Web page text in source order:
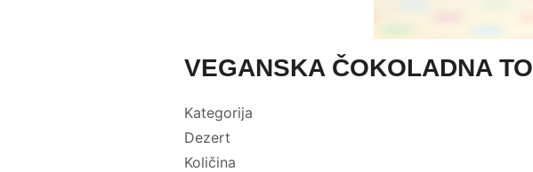
VEGANSKA ČOKOLADNA
Kategorija
Dezert
Količina